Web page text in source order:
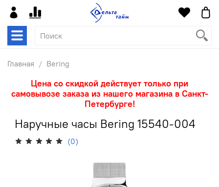
Главная Bering
Цена со скидкой действует только при
самовывозе заказа из нашего магазина в Санкт-
Петербурге!
Наручные часы Bering 15540-004
(0)